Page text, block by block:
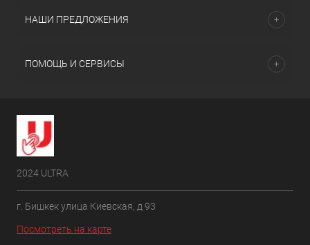
НАШИ ПРЕДЛОЖЕНИЯ
ПОМОЩЬ И СЕРВИСЫ
2024 ULTRA
г. Бишкек улица Киевская, д 93
Посмотреть на карте